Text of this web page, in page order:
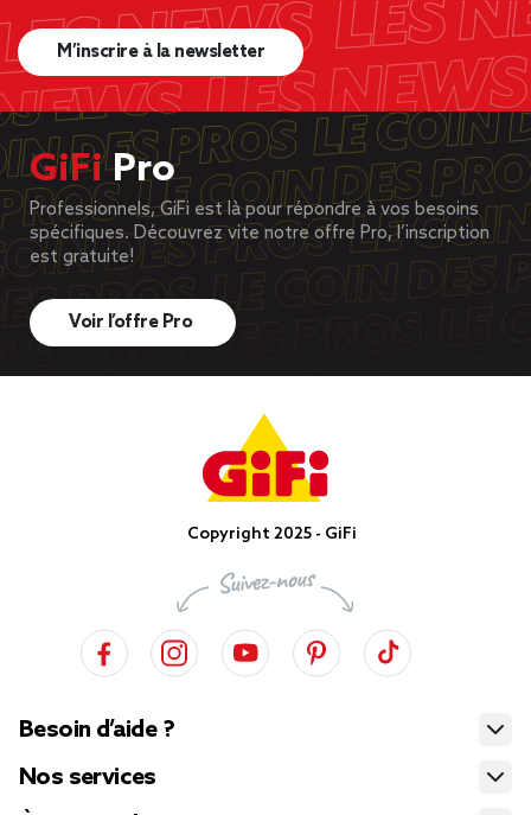
M’inscrire à la newsletter
GiFiPro
Professionnels, GiFi est là pour répondre à vos besoins
spécifiques. Découvrez vite notre offre Pro, l’inscription
est gratuite!
Voir l’offre Pro
Copyright 2025 - GiFi
Besoin d’aide ?
Nos services